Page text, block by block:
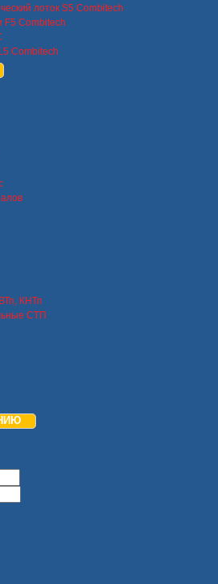
лоток S5 Combitech
F5 Combitech
Combitech
КНТп
СТП